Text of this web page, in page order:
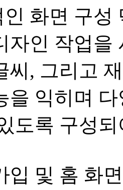
화면 구
자인 작업을
씨, 그리고
을 익히며
도록 구성
입 및 홈 화